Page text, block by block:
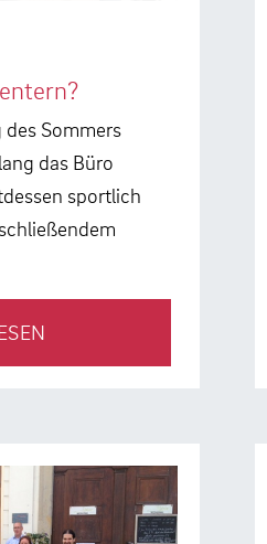
Sommers
das Büro
sportlich